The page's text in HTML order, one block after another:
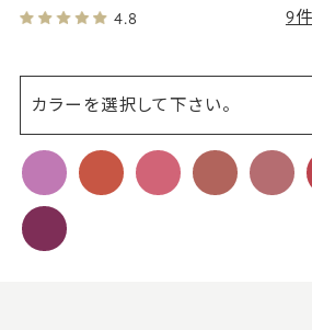
4.8 9
カラーを選択して下さい。